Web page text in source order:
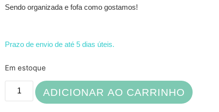
Sendo organizada e fofa como gostamos!
Prazo de envio de até 5 dias úteis.
Em estoque
ADICIONAR AO CARRINHO